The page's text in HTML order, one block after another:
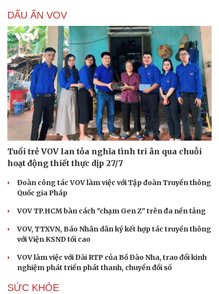
Cải chính
DẤU ẤN VOV
Tuổi trẻ VOV lan tỏa nghĩa tình tri ân qua chuỗi
hoạt động thiết thực dịp 27/7
Đoàn công tác VOV làm việc với Tập đoàn Truyền thông
Quốc gia Pháp
VOV TP.HCM bàn cách "chạm Gen Z" trên đa nền tảng
VOV, TTXVN, Báo Nhân dân ký kết hợp tác truyền thông
với Viện KSND tối cao
VOV làm việc với Đài RTP của Bồ Đào Nha, trao đổi kinh
nghiệm phát triển phát thanh, chuyển đổi số
SỨC KHỎE